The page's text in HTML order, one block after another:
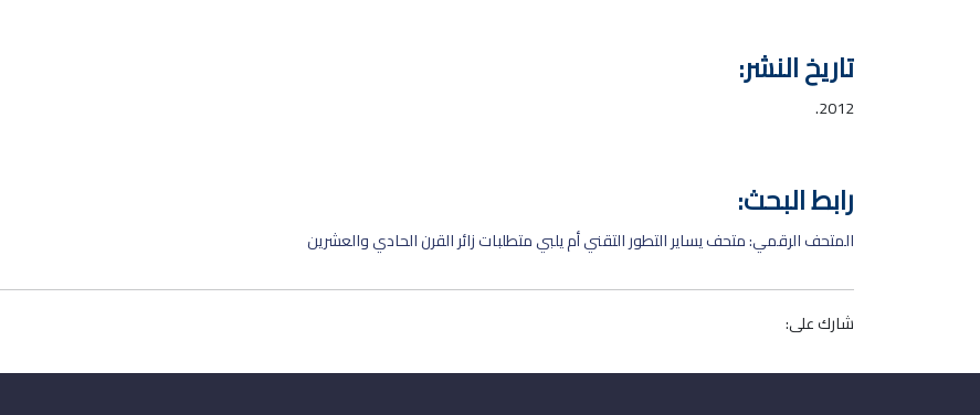
تاريخ النشر:
2012.
رابط البحث:
المتحف الرقمي: متحف يساير التطور التقني أم يلبي متطلبات زائر القرن الحادي والعشرين
شارك على: